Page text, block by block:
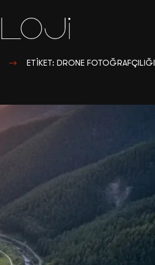
ETIKET: DRONE FOTOĞRAFÇILIĞI